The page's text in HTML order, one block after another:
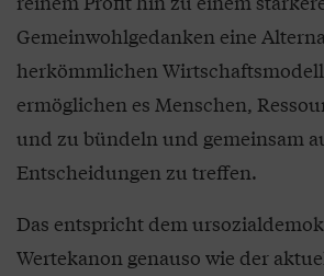
Gemeinwohlgedanken eine
herkömmlichen
ermöglichen es Menschen,
und zu bündeln und gemeinsam
Entscheidungen zu treffen.
Das entspricht dem
Wertekanon genauso wie der